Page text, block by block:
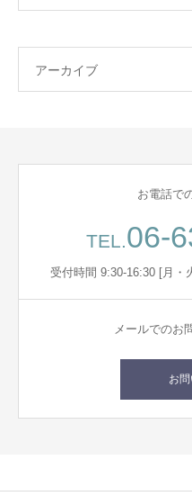
アーカイブ
お電話で
TEL.06-
受付時間 9:30-16:30 [月・
メールでのお
お